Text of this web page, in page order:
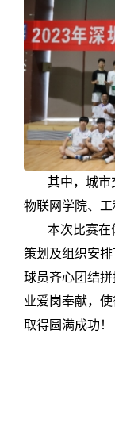
其中，城市
物联网学院、工
本次比赛在
策划及组织安
球员齐心团结
业爱岗奉献，
取得圆满成功！